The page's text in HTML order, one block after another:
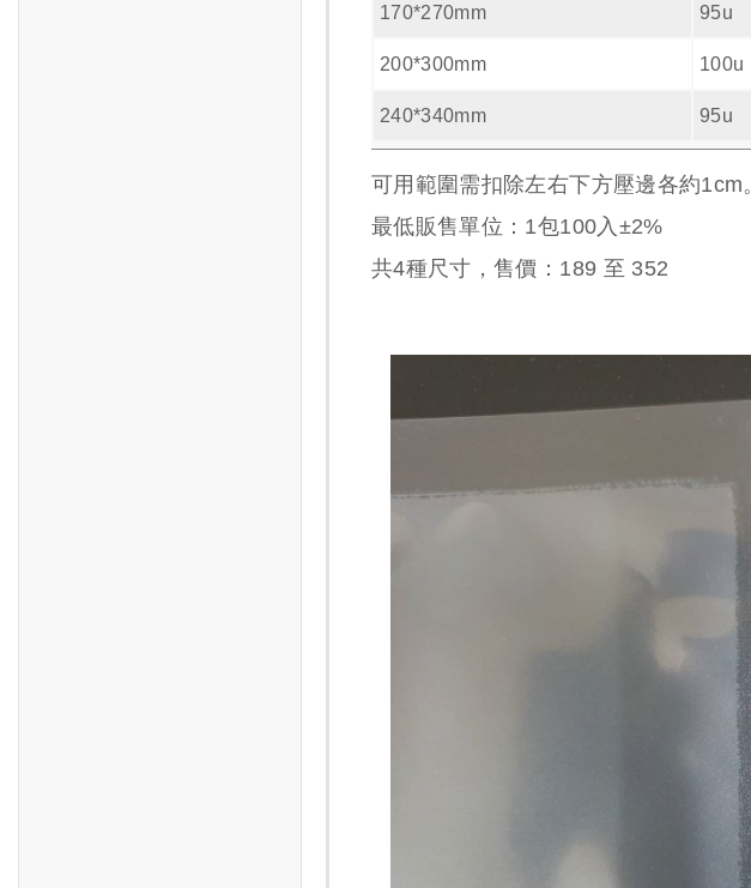
170*270mm 95u
200*300mm 100u
240*340mm 95u
可用範圍需扣除左右下方壓邊各約1cm
最低販售單位：1包100入±2%
共4種尺寸，售價： 189 至 352